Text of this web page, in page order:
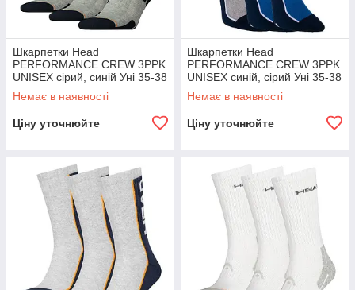
Шкарпетки Head
PERFORMANCE CREW 3PPK
UNISEX сірий, синій Уні 35-38
Немає в наявності
Ціну уточнюйте
Шкарпетки Head
PERFORMANCE CREW 3PPK
UNISEX синій, сірий Уні 35-38
Немає в наявності
Ціну уточнюйте